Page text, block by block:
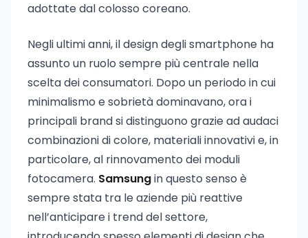
adottate dal colosso coreano.
Negli ultimi anni, il design degli smartphone ha
assunto un ruolo sempre più centrale nella
scelta dei consumatori. Dopo un periodo in cui
minimalismo e sobrietà dominavano, ora i
principali brand si distinguono grazie ad audaci
combinazioni di colore, materiali innovativi e, in
particolare, al rinnovamento dei moduli
fotocamera. Samsungin questo senso è
sempre stata tra le aziende più reattive
nell’anticipare i trend del settore,